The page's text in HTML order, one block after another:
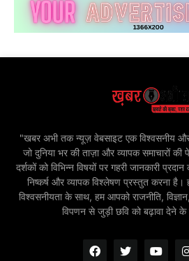
"खबर अभी तक न्यूज़ वेबसाइट एक विश्वसनीय और
जो दुनिया भर की ताज़ा और व्यापक समाचारों
दर्शकों को विभिन्न विषयों पर गहरी जानकारी
निष्कर्ष और व्यापक विश्लेषण प्रस्तुत करना है।
विश्वसनीयता के साथ, हम आपको राजनीति,
विपणन से जुड़ी छवि को बढ़ावा देने के